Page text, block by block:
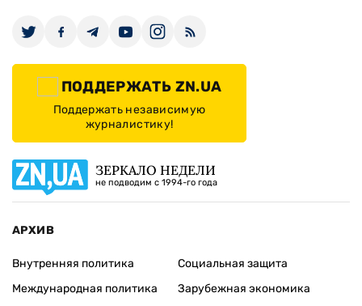
ПОДДЕРЖАТЬ ZN.UA
Поддержать независимую
журналистику!
ЗЕРКАЛО НЕДЕЛИ
не подводим с 1994-го года
АРХИВ
Внутренняя политика
Международная политика
Социальная защита
Зарубежная экономика